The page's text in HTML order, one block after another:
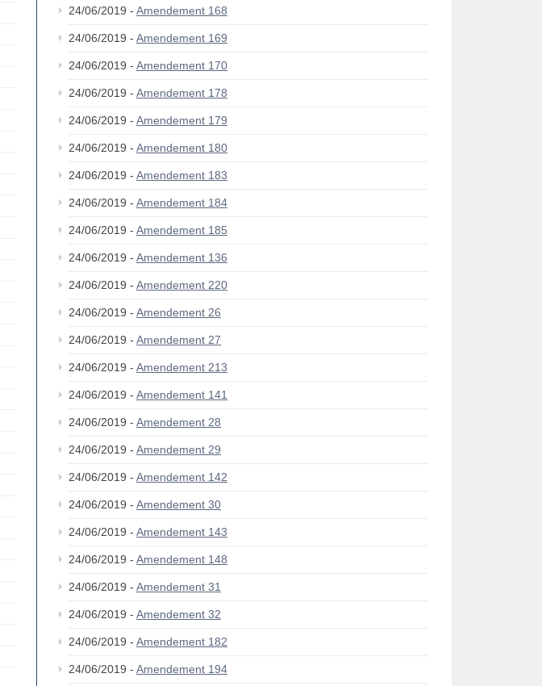
24/06/2019 - Amendement 168
24/06/2019 - Amendement 169
24/06/2019 - Amendement 170
24/06/2019 - Amendement 178
24/06/2019 - Amendement 179
24/06/2019 - Amendement 180
24/06/2019 - Amendement 183
24/06/2019 - Amendement 184
24/06/2019 - Amendement 185
24/06/2019 - Amendement 136
24/06/2019 - Amendement 220
24/06/2019 - Amendement 26
24/06/2019 - Amendement 27
24/06/2019 - Amendement 213
24/06/2019 - Amendement 141
24/06/2019 - Amendement 28
24/06/2019 - Amendement 29
24/06/2019 - Amendement 142
24/06/2019 - Amendement 30
24/06/2019 - Amendement 143
24/06/2019 - Amendement 148
24/06/2019 - Amendement 31
24/06/2019 - Amendement 32
24/06/2019 - Amendement 182
24/06/2019 - Amendement 194